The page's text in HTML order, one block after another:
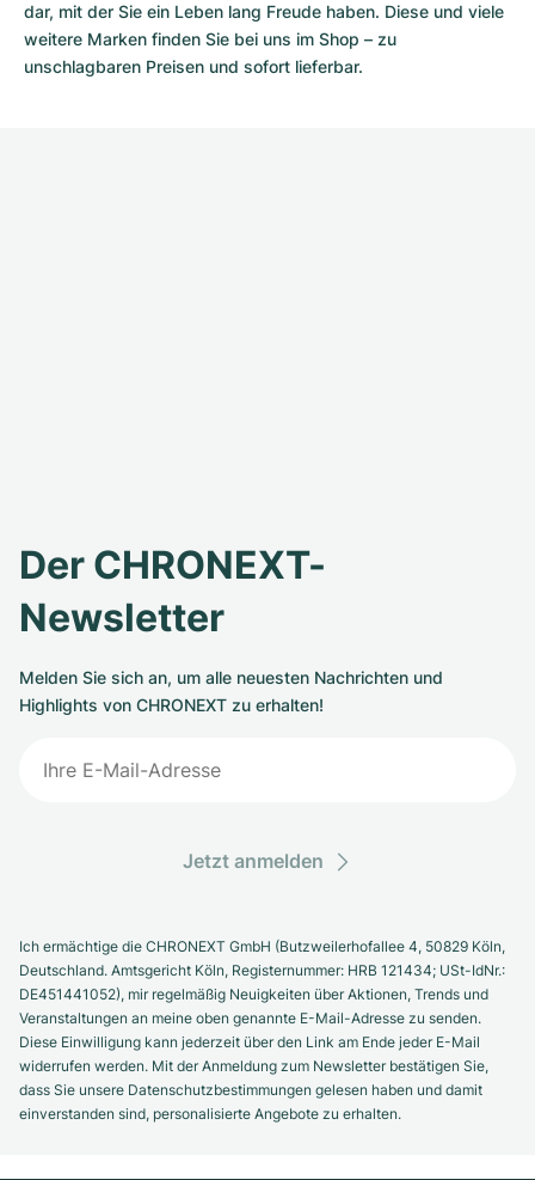
dar, mit der Sie ein Leben lang Freude haben. Diese und viele
weitere Marken finden Sie bei uns im Shop – zu
unschlagbaren Preisen und sofort lieferbar.
Der CHRONEXT-
Newsletter
Melden Sie sich an, um alle neuesten Nachrichten und
Highlights von CHRONEXT zu erhalten!
Jetzt anmelden
Ich ermächtige die CHRONEXT GmbH (Butzweilerhofallee 4, 50829 Köln,
Deutschland. Amtsgericht Köln, Registernummer: HRB 121434; USt-IdNr.:
DE451441052), mir regelmäßig Neuigkeiten über Aktionen, Trends und
Veranstaltungen an meine oben genannte E-Mail-Adresse zu senden.
Diese Einwilligung kann jederzeit über den Link am Ende jeder E-Mail
widerrufen werden. Mit der Anmeldung zum Newsletter bestätigen Sie,
dass Sie unsere Datenschutzbestimmungen gelesen haben und damit
einverstanden sind, personalisierte Angebote zu erhalten.